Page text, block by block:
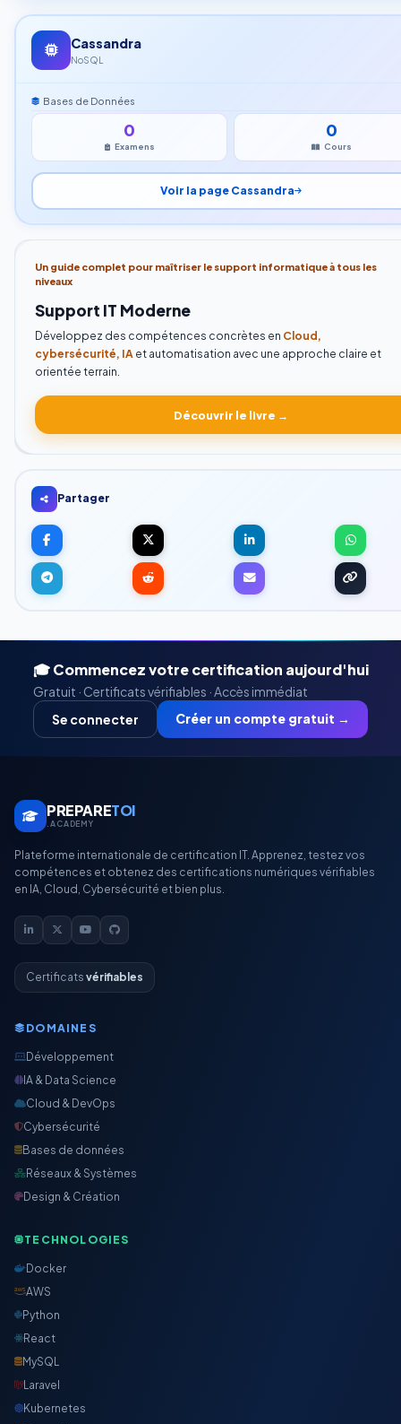
Cassandra
NoSQL
Bases de Données
0
Examens
0
Cours
Voir la page Cassandra
Un guide complet pour maîtriser le support informatique à tous les
niveaux
Support IT Moderne
Développez des compétences concrètes en Cloud,
cybersécurité, IAet automatisation avec une approche claire et
orientée terrain.
Découvrir le livre →
Partager
🎓 Commencez votre certification aujourd'hui
Gratuit · Certificats vérifiables · Accès immédiat
Se connecter
Créer un compte gratuit →
PREPARETOI
.ACADEMY
Plateforme internationale de certification IT. Apprenez, testez vos
compétences et obtenez des certifications numériques vérifiables
en IA, Cloud, Cybersécurité et bien plus.
Certificats vérifiables
DOMAINES
Développement
IA & Data Science
Cloud & DevOps
Cybersécurité
Bases de données
Réseaux & Systèmes
Design & Création
TECHNOLOGIES
Docker
AWS
Python
React
MySQL
Laravel
Kubernetes